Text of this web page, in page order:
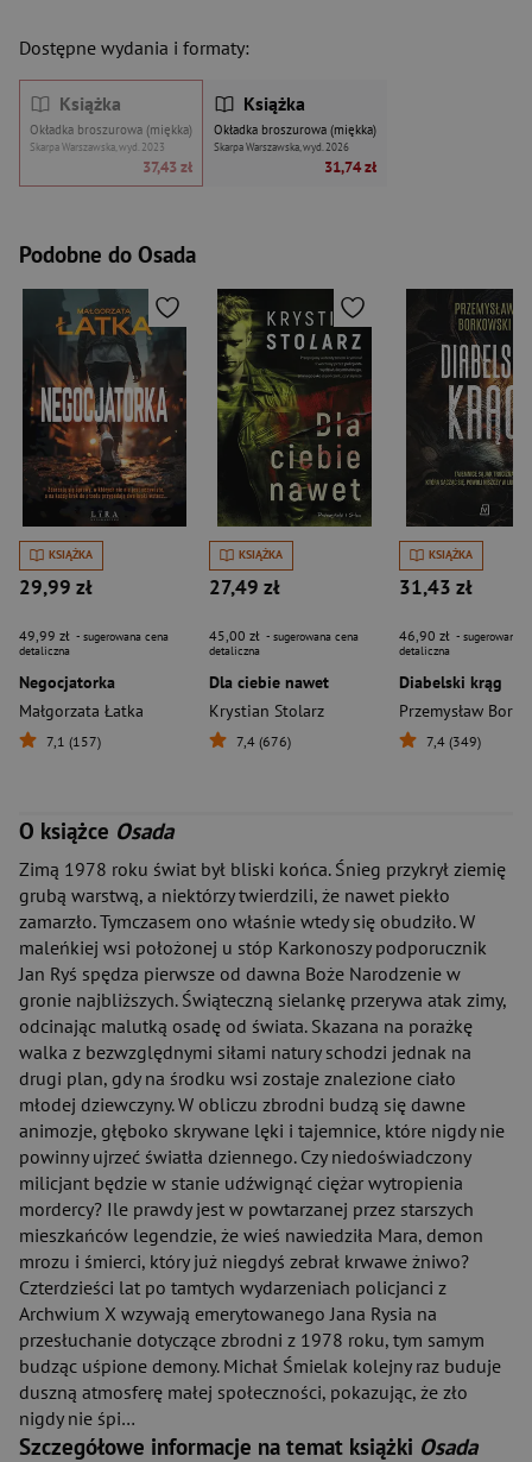
Dostępne wydania i formaty:
Książka
Okładka broszurowa (miękka)
Skarpa Warszawska, wyd. 2023
37,43 zł
Książka
Okładka broszurowa (miękka)
Skarpa Warszawska, wyd. 2026
31,74 zł
Podobne do Osada
KSIĄŻKA
29,99 zł
49,99 zł - sugerowana cena
detaliczna
Negocjatorka
Małgorzata Łatka
7,1 (157)
KSIĄŻKA
27,49 zł
45,00 zł - sugerowana cena
detaliczna
Dla ciebie nawet
Krystian Stolarz
7,4 (676)
KSIĄŻKA
31,43 zł
46,90 zł - sugerowana
detaliczna
Diabelski krąg
Przemysław
7,4 (349)
O książce Osada
Zimą 1978 roku świat był bliski końca. Śnieg przykrył ziemię
grubą warstwą, a niektórzy twierdzili, że nawet piekło
zamarzło. Tymczasem ono właśnie wtedy się obudziło. W
maleńkiej wsi położonej u stóp Karkonoszy podporucznik
Jan Ryś spędza pierwsze od dawna Boże Narodzenie w
gronie najbliższych. Świąteczną sielankę przerywa atak zimy,
odcinając malutką osadę od świata. Skazana na porażkę
walka z bezwzględnymi siłami natury schodzi jednak na
drugi plan, gdy na środku wsi zostaje znalezione ciało
młodej dziewczyny. W obliczu zbrodni budzą się dawne
animozje, głęboko skrywane lęki i tajemnice, które nigdy nie
powinny ujrzeć światła dziennego. Czy niedoświadczony
milicjant będzie w stanie udźwignąć ciężar wytropienia
mordercy? Ile prawdy jest w powtarzanej przez starszych
mieszkańców legendzie, że wieś nawiedziła Mara, demon
mrozu i śmierci, który już niegdyś zebrał krwawe żniwo?
Czterdzieści lat po tamtych wydarzeniach policjanci z
Archwium X wzywają emerytowanego Jana Rysia na
przesłuchanie dotyczące zbrodni z 1978 roku, tym samym
budząc uśpione demony. Michał Śmielak kolejny raz buduje
duszną atmosferę małej społeczności, pokazując, że zło
nigdy nie śpi…
Szczegółowe informacje na temat książki Osada